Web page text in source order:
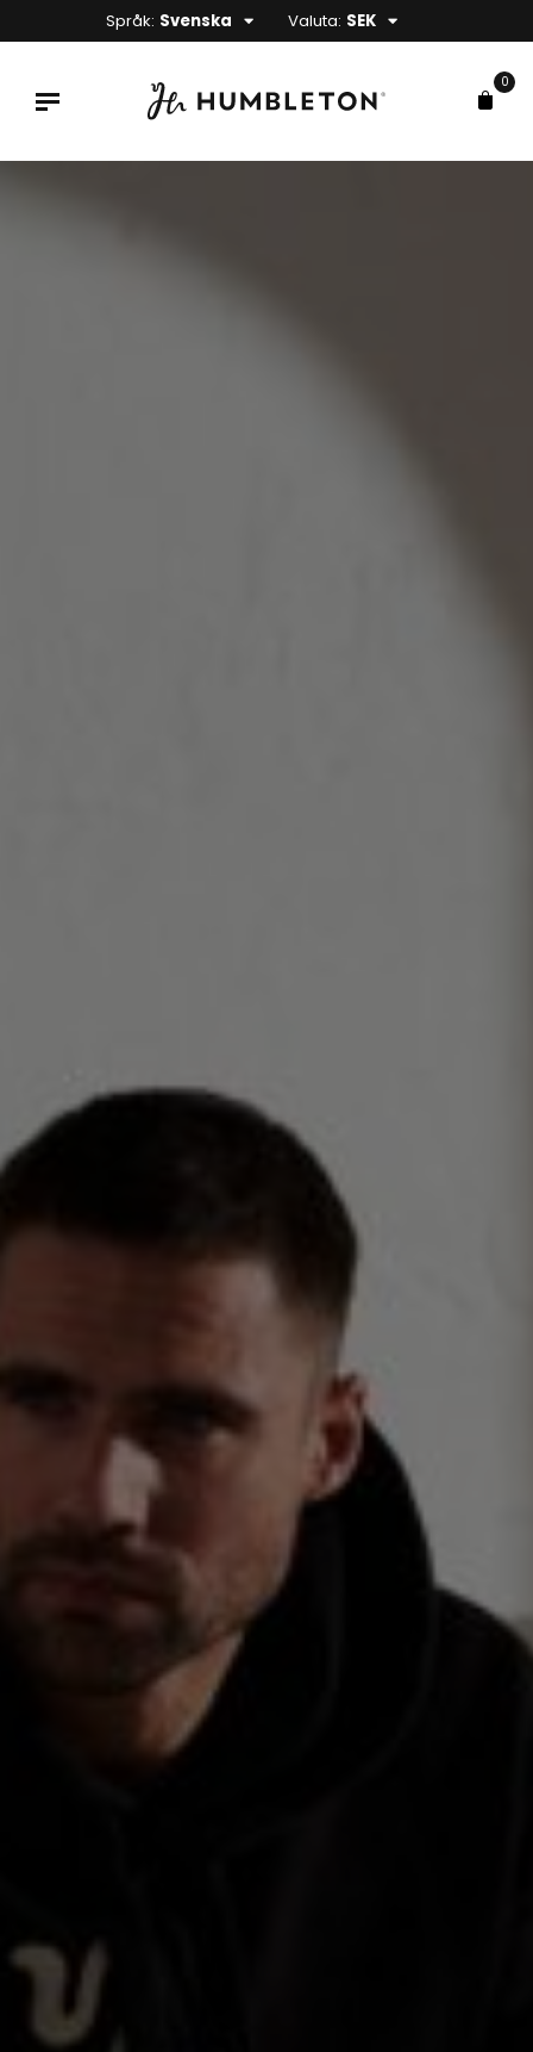
Språk: Svenska Valuta: SEK
0